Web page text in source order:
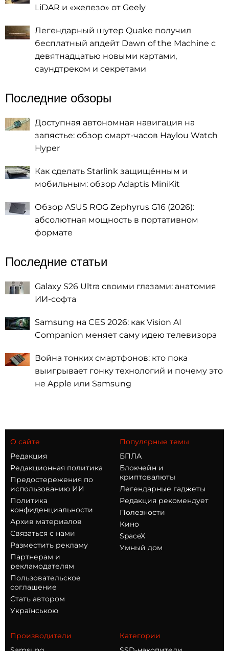
LiDAR и «железо» от Geely
Легендарный шутер Quake получил
бесплатный апдейт Dawn of the Machine с
девятнадцатью новыми картами,
саундтреком и секретами
Последние обзоры
Доступная автономная навигация на
запястье: обзор смарт-часов Haylou Watch
Hyper
Как сделать Starlink защищённым и
мобильным: обзор Adaptis MiniKit
Обзор ASUS ROG Zephyrus G16 (2026):
абсолютная мощность в портативном
формате
Последние статьи
Galaxy S26 Ultra своими глазами: анатомия
ИИ-софта
Samsung на CES 2026: как Vision AI
Companion меняет саму идею телевизора
Война тонких смартфонов: кто пока
выигрывает гонку технологий и почему это
не Apple или Samsung
О сайте
Редакция
Редакционная политика
Предостережения по
использованию ИИ
Политика
конфиденциальности
Архив материалов
Связаться с нами
Разместить рекламу
Партнерам и
рекламодателям
Пользовательское
соглашение
Стать автором
Українською
Популярные темы
БПЛА
Блокчейн и
криптовалюты
Легендарные гаджеты
Редакция рекомендует
Полезности
Кино
SpaceX
Умный дом
Производители
Категории